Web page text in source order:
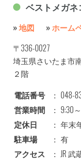
ベストメガ
»地図 »ホーム
〒336-0027
埼玉県さいたま市
２階
電話番号
： 048-
営業時間
： 9:30
定休日
： 年末
駐車場
： 有
アクセス
： JR